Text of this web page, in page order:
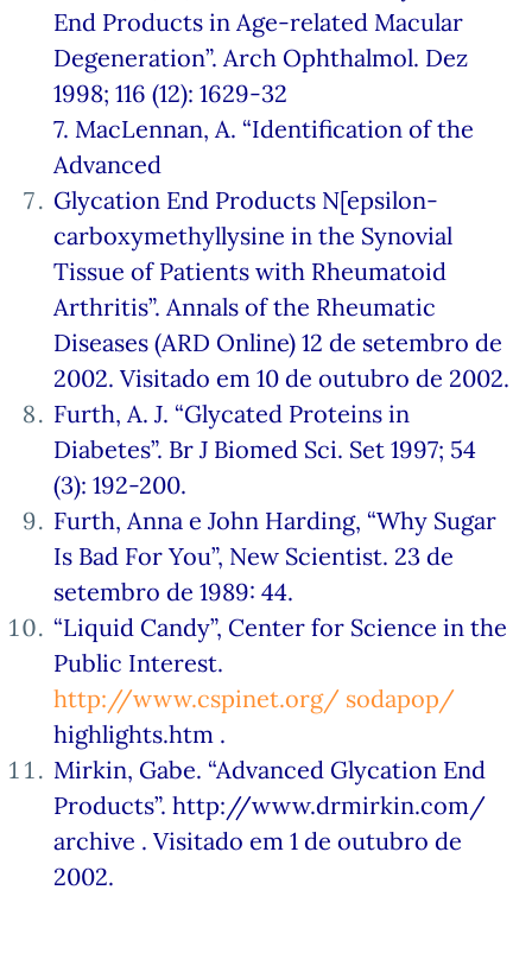
End Products in Age-related Macular
Degeneration”. Arch Ophthalmol. Dez
1998; 116 (12): 1629-32
7. MacLennan, A. “Identification of the
Advanced
Glycation End Products N[epsilon-
carboxymethyllysine in the Synovial
Tissue of Patients with Rheumatoid
Arthritis”. Annals of the Rheumatic
Diseases (ARD Online) 12 de setembro de
2002. Visitado em 10 de outubro de 2002.
Furth, A. J. “Glycated Proteins in
Diabetes”. Br J Biomed Sci. Set 1997; 54
(3): 192-200.
Furth, Anna e John Harding, “Why Sugar
Is Bad For You”, New Scientist. 23 de
setembro de 1989: 44.
“Liquid Candy”, Center for Science in the
Public Interest.
http://www.cspinet.org/ sodapop/
highlights.htm .
Mirkin, Gabe. “Advanced Glycation End
Products”. http://www.drmirkin.com/
archive . Visitado em 1 de outubro de
2002.